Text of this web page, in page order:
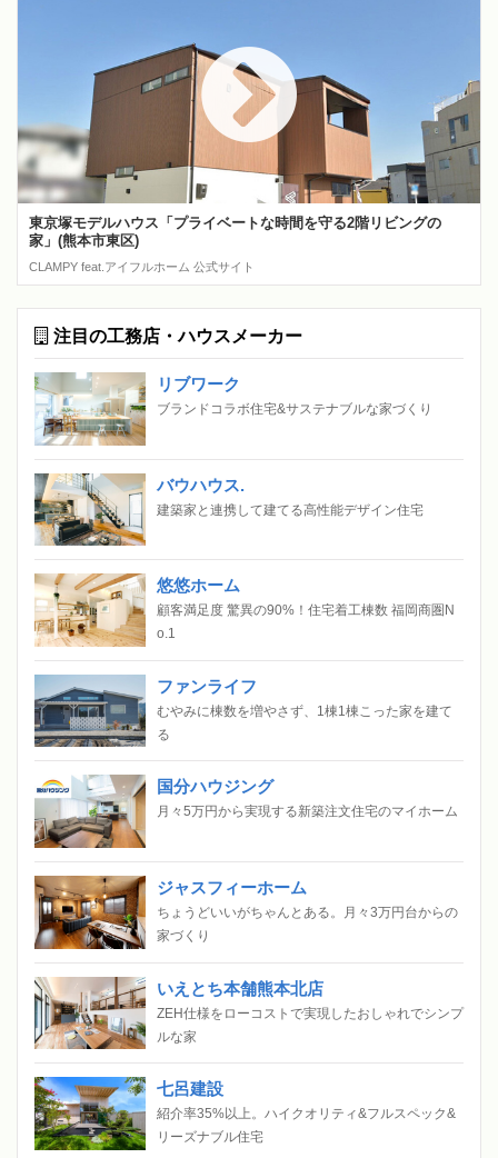
東京塚モデルハウス「プライベートな時間を守る2階リビングの
家」(熊本市東区)
CLAMPY feat.アイフルホーム 公式サイト
注目の工務店・ハウスメーカー
リブワーク
ブランドコラボ住宅&サステナブルな家づくり
バウハウス.
建築家と連携して建てる高性能デザイン住宅
悠悠ホーム
顧客満足度 驚異の90%！住宅着工棟数 福岡商圏N
o.1
ファンライフ
むやみに棟数を増やさず、1棟1棟こった家を建て
る
国分ハウジング
月々5万円から実現する新築注文住宅のマイホーム
ジャスフィーホーム
ちょうどいいがちゃんとある。月々3万円台からの
家づくり
いえとち本舗熊本北店
ZEH仕様をローコストで実現したおしゃれでシンプ
ルな家
七呂建設
紹介率35%以上。ハイクオリティ&フルスペック&
リーズナブル住宅